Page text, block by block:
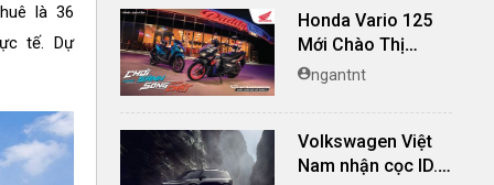
là 36
tế. Dự
Honda Vario 125
Mới Chào Thị
Trường Việt: Bổ
Street, Giá Từ
42,69 Triệu Đồng
ngantnt
Volkswagen Việt
Nam nhận cọc ID.